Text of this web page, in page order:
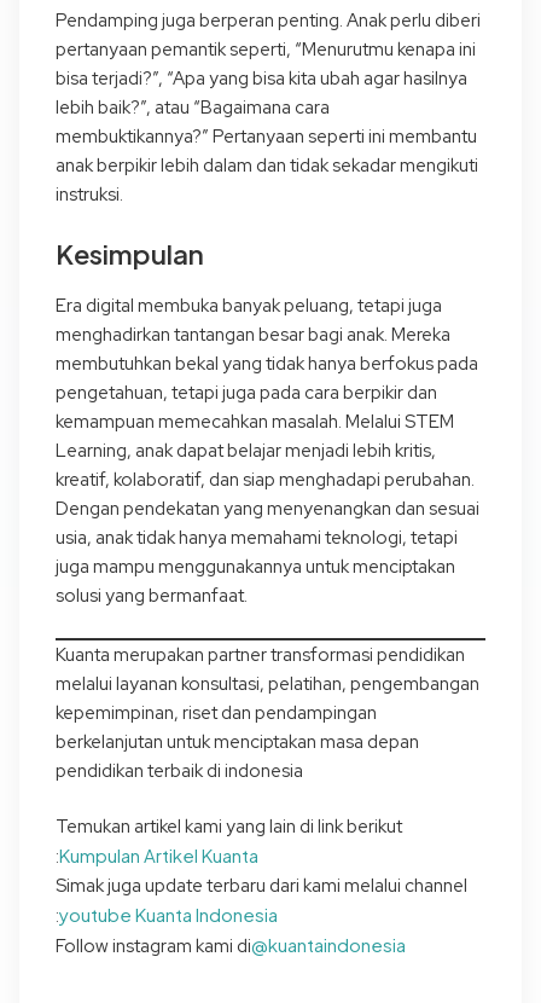
Pendamping juga berperan penting. Anak perlu diberi
pertanyaan pemantik seperti, “Menurutmu kenapa ini
bisa terjadi?”, “Apa yang bisa kita ubah agar hasilnya
lebih baik?”, atau “Bagaimana cara
membuktikannya?” Pertanyaan seperti ini membantu
anak berpikir lebih dalam dan tidak sekadar mengikuti
instruksi.
Kesimpulan
Era digital membuka banyak peluang, tetapi juga
menghadirkan tantangan besar bagi anak. Mereka
membutuhkan bekal yang tidak hanya berfokus pada
pengetahuan, tetapi juga pada cara berpikir dan
kemampuan memecahkan masalah. Melalui STEM
Learning, anak dapat belajar menjadi lebih kritis,
kreatif, kolaboratif, dan siap menghadapi perubahan.
Dengan pendekatan yang menyenangkan dan sesuai
usia, anak tidak hanya memahami teknologi, tetapi
juga mampu menggunakannya untuk menciptakan
solusi yang bermanfaat.
Kuanta merupakan partner transformasi pendidikan
melalui layanan konsultasi, pelatihan, pengembangan
kepemimpinan, riset dan pendampingan
berkelanjutan untuk menciptakan masa depan
pendidikan terbaik di indonesia
Temukan artikel kami yang lain di link berikut
:Kumpulan Artikel Kuanta
Simak juga update terbaru dari kami melalui channel
:youtube Kuanta Indonesia
Follow instagram kami di@kuantaindonesia